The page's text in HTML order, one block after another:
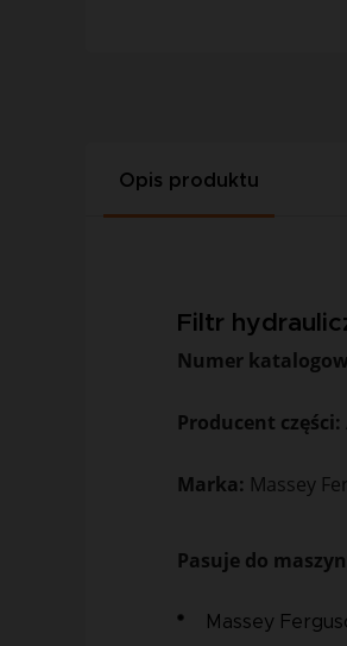
Opis produktu
Filtr
Numer
Producent części:
Marka: Massey
Pasuje do
Massey